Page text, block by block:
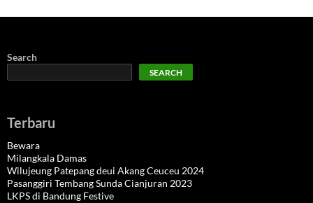
Search
SEARCH
Terbaru
Bewara
Milangkala Damas
Wilujeung Patepang deui Akang Ceuceu 2024
Pasanggiri Tembang Sunda Cianjuran 2023
LKPS di Bandung Festive